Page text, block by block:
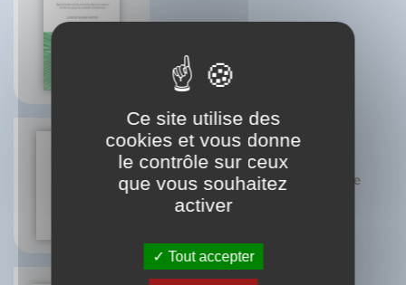
Grand atlas d'anatomie humaine
Vigué-Martin
Ce site utilise des
cookies et vous donne
le contrôle sur ceux
que vous souhaitez
activer
Tout accepter